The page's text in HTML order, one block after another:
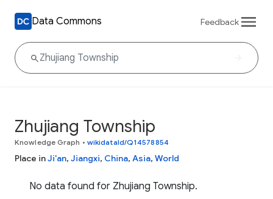
Data Commons Feedback
Zhujiang Township
Knowledge Graph • wikidataId/Q14578854
Place inJi'an, Jiangxi, China, Asia, World
No data found for Zhujiang Township.